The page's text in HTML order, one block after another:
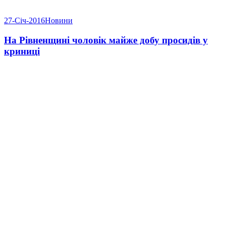
27-Січ-2016Новини
На Рівненщині чоловік майже добу просидів у
криниці